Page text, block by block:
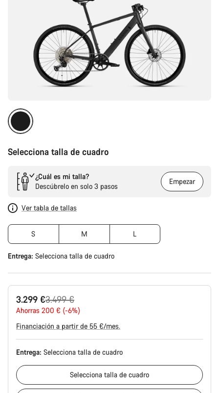
Selecciona talla de cuadro
¿Cuál es mi talla?
Descúbrelo en solo 3 pasos
Empezar
Ver tabla de tallas
S M L
Entrega: Selecciona talla de cuadro
3.299 €
Precio
original
3.499 €
Ahorras 200 € (-6%)
Financiación a partir de 55 €/mes.
Entrega: Selecciona talla de cuadro
Selecciona talla de cuadro